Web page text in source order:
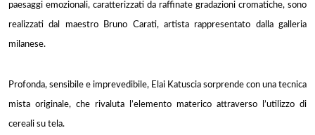
paesaggi emozionali, caratterizzati da raffinate gradazioni cromatiche, sono
realizzati dal maestro Bruno Carati, artista rappresentato dalla galleria
milanese.
Profonda, sensibile e imprevedibile, Elai Katuscia sorprende con una tecnica
mista originale, che rivaluta l’elemento materico attraverso l’utilizzo di
cereali su tela.